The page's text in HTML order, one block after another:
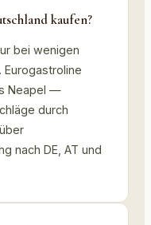
kaufen?
bei wenigen
Eurogastroline
Neapel —
durch
nach DE, AT und